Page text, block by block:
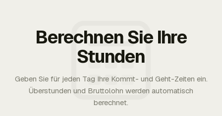
Berechnen Sie Ihre
Stunden
Geben Sie für jeden Tag Ihre Kommt- und Geht-Zeiten ein.
Überstunden und Bruttolohn werden automatisch
berechnet.